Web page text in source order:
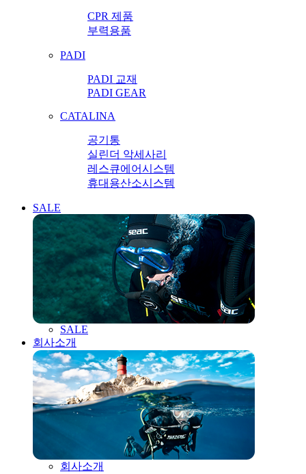
CPR 제품
부력용품
PADI
PADI 교재
PADI GEAR
CATALINA
공기통
실린더 악세사리
레스큐에어시스템
휴대용산소시스템
SALE
SALE
회사소개
회사소개